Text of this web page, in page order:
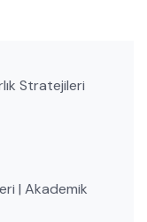
Stratejileri
| Akademik